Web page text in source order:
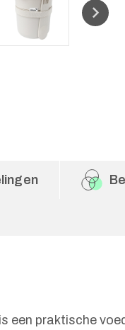
een praktische